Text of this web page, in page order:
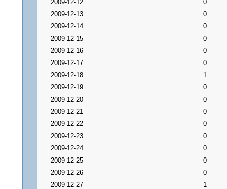
2009-12-12
0
2009-12-13
0
2009-12-14
0
2009-12-15
0
2009-12-16
0
2009-12-17
0
2009-12-18
1
2009-12-19
0
2009-12-20
0
2009-12-21
0
2009-12-22
0
2009-12-23
0
2009-12-24
0
2009-12-25
0
2009-12-26
0
2009-12-27
1